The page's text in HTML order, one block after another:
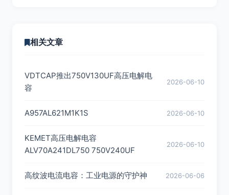
相关文章
VDTCAP推出750V130UF高压电解电
容
2026-06-10
A957AL621M1K1S 2026-06-10
KEMET高压电解电容
ALV70A241DL750 750V240UF
2026-06-10
高纹波电流电容：工业电源的守护神 2026-06-06